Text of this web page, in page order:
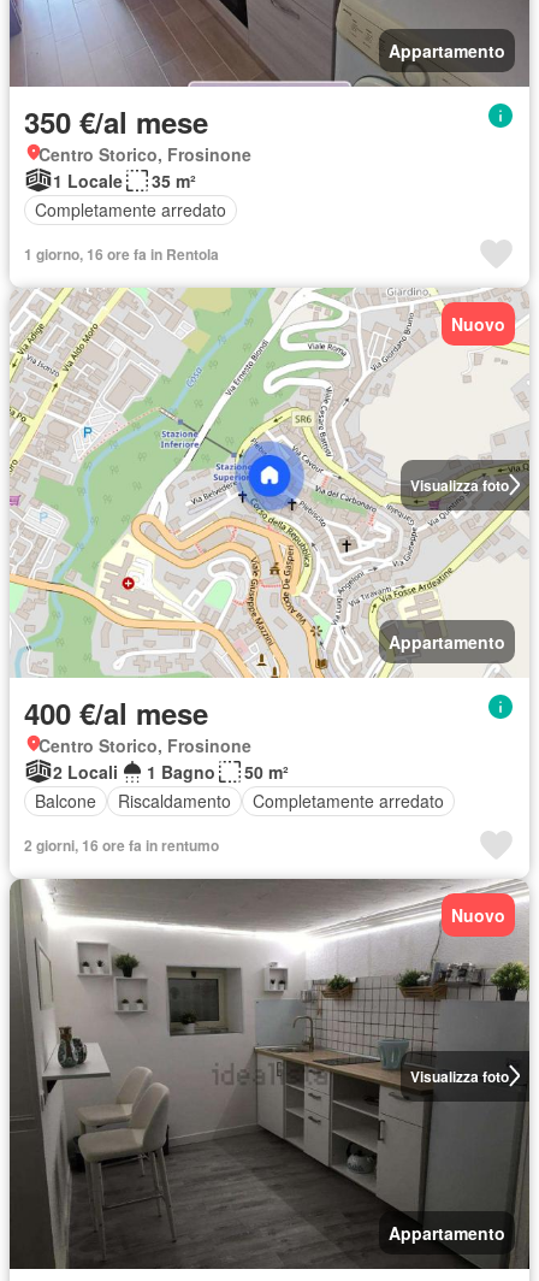
Appartamento
350 €/al mese
Centro Storico, Frosinone
1 Locale
35 m²
Completamente arredato
1 giorno, 16 ore fa in Rentola
Visualizza foto
Nuovo
Appartamento
400 €/al mese
Centro Storico, Frosinone
2 Locali
1 Bagno
50 m²
Balcone
Riscaldamento Completamente arredato
2 giorni, 16 ore fa in rentumo
Visualizza foto
Nuovo
Appartamento